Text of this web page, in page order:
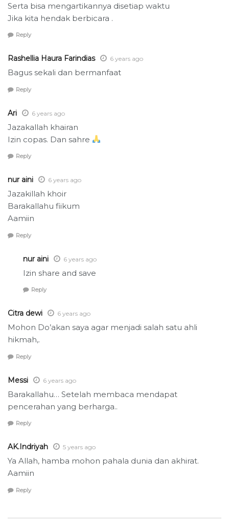
Serta bisa mengartikannya disetiap waktu
Jika kita hendak berbicara .
Reply
Rashellia Haura Farindias 6 years ago
Bagus sekali dan bermanfaat
Reply
Ari 6 years ago
Jazakallah khairan
Izin copas. Dan sahre
Reply
nur aini 6 years ago
Jazakillah khoir
Barakallahu fiikum
Aamiin
Reply
nur aini 6 years ago
Izin share and save
Reply
Citra dewi 6 years ago
Mohon Do’akan saya agar menjadi salah satu ahli
hikmah,.
Reply
Messi 6 years ago
Barakallahu… Setelah membaca mendapat
pencerahan yang berharga..
Reply
AK.Indriyah 5 years ago
Ya Allah, hamba mohon pahala dunia dan akhirat.
Aamiin
Reply